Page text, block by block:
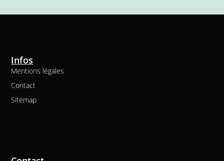
Infos
Mentions légales
Contact
Sitemap